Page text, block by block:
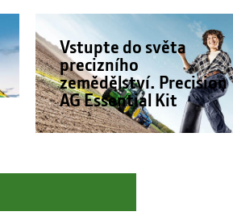
Vstupte do světa
precizního
zemědělství. Precision
AG Essential Kit